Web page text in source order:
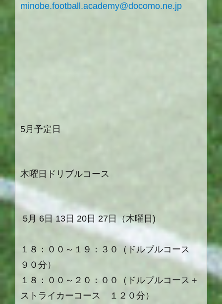
minobe.football.academy@docomo.ne.jp
5月予定日
木曜日ドリブルコース
5月 6日13日 20日 27日（木曜日 )
１８：００～１９：３０（ドルブルコース
９０分）
１８：００～２０：００（ドルブルコース＋
ストライカーコース １２０分）